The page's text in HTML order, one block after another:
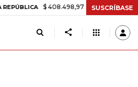
$ 408.498,97 +$ 8.753,81 +2,19%
SUSCRÍBASE